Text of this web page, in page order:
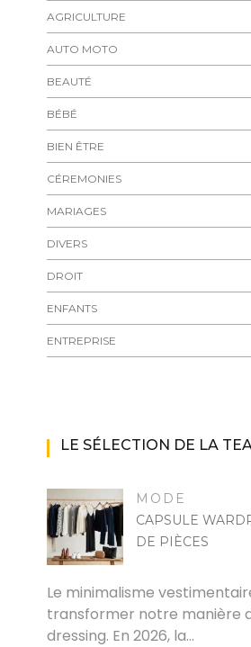
AGRICULTURE
AUTO MOTO
BEAUTÉ
BÉBÉ
BIEN ÊTRE
CÉREMONIES
MARIAGES
DIVERS
DROIT
ENFANTS
ENTREPRISE
LE SÉLECTION DE LA
MODE
CAPSULE
DE PIÈCES
Le minimalisme
transformer notre manière
dressing. En 2026, la…